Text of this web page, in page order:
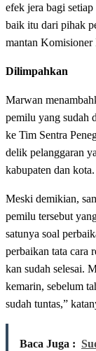
efek jera bagi
baik itu dari pihak
mantan
Dilimpahkan
Marwan
pemilu yang sudah
ke Tim Sentra
delik pelanggaran
kabupaten dan kota.
Meski demikian,
pemilu tersebut
satunya soal
perbaikan tata cara
kan sudah selesai.
kemarin, sebelum
sudah tuntas,”
Baca Juga :